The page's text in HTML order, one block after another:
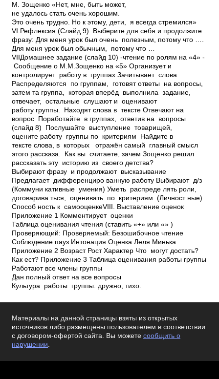
М. Зощенко «Нет, мне, быть может,
не удалось стать очень хорошим.
Это очень трудно. Но к этому, дети, я всегда стремился»
VI.Рефлексия (Слайд 9) ­ Выберите для себя и продолжите
фразу: Для меня урок был очень полезным, потому что ….
Для меня урок был обычным, потому что …
VIIДомашнее задание (слайд 10) -чтение по ролям на «4» ­
Сообщение о М.М.Зощенко на «5» Организует и
контролирует работу в группах Зачитывает слова
Распределяются по группам, готовят ответы на вопросы,
затем та группа, которая вперёд выполнила задание,
отвечает, остальные слушают и оценивают
работу группы. Находят слова в тексте Отвечают на
вопрос ­ Поработайте в группах, ответив на вопросы
(слайд 8) ­ Послушайте выступление товарищей,
оцените работу группы по критериям ­ Найдите в
тексте слова, в которых отражён самый главный смысл
этого рассказа. ­ Как вы считаете, зачем Зощенко решил
рассказать эту историю из своего детства?
Выбирают фразу и продолжают высказывание
Предлагает дифференциро ванную работу Выбирают д/з
(Коммуни кативные умения) Уметь распреде лять роли,
договарива ться, оценивать по критериям. (Личност ные)
Способ ность к самооценкеVIII. Выставление оценок
Приложение 1 Комментирует оценки
Таблица оценивания чтения (ставить «+» или «­» )
Проверяющий: Проверяемый: Безошибочное чтение
Соблюдение пауз Интонация Оценка Леля Минька
Приложение 2 Возраст Рост Характер Что могут достать?
Как ест? Приложение 3 Таблица оценивания работы группы
Работают все члены группы
Дан полный ответ на все вопросы
Культура работы группы: дружно, тихо.
Материалы на данной страницы взяты из открытых
источников либо размещены пользователем в соответствии
с договором-офертой сайта. Вы можете сообщить о
нарушении.